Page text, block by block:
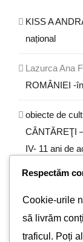
KISS A
național
Lazurca Ana
ROMÂNIEI -
obiecte de cult
CÂNTĂREŢI
IV- 11 ani de
Lupula
Prahovei
PETER
Respectăm
Cookie-urile
să livrăm
traficul. Poți